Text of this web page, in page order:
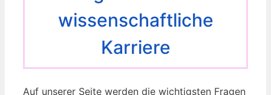
wissenschaftliche
Karriere
Auf unserer Seite werden die wichtigsten Fragen